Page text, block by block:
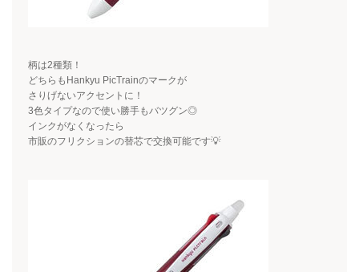
柄は2種類！
どちらも Hankyu PicTrainのマークが
さりげないアクセントに！
3色タイプなので使い勝手もバツグン◎
インクがなくなったら
市販のフリクションの替芯で交換可能です💡